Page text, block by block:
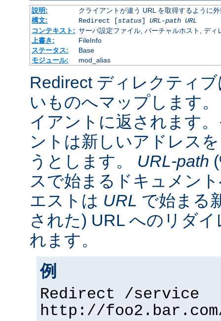
説明:
クライアントが違う URL を取得するように
構文:
Redirect [status] URL-path URL
コンテキスト: サーバ設定ファイル, バーチャルホスト, ディ
上書き:
FileInfo
ステータス:
Base
モジュール:
mod_alias
Redirect ディレクティ
いものへマップします
イアントに返されます
ントは新しいアドレス
うとします。 URL-path
スで始まるドキュメン
エストは URL で始まる
された) URL へのリダ
れます。
例
Redirect /service
http://